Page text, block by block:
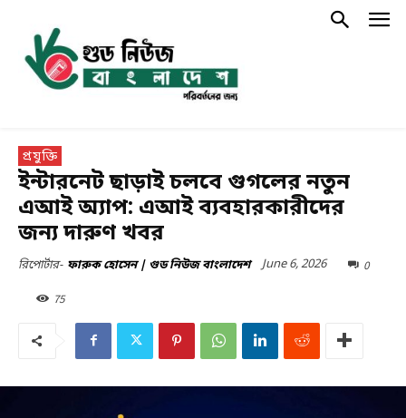
প্রযুক্তি
ইন্টারনেট ছাড়াই চলবে গুগলের নতুন
এআই অ্যাপ: এআই ব্যবহারকারীদের
জন্য দারুণ খবর
রিপোর্টার- ফারুক হোসেন | গুড নিউজ বাংলাদেশ June 6, 2026 0
75